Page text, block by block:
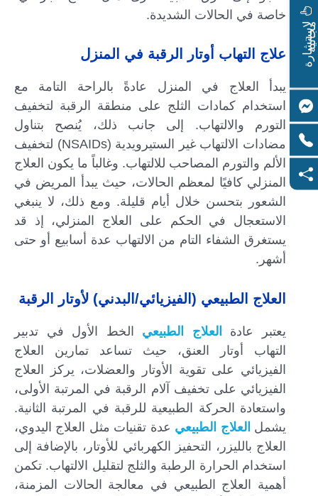
خاصة في الحالات الشديدة.
علاج التهاب أوتار الرقبة في المنزل
يبدأ العلاج في المنزل عادةً بالراحة التامة مع
استخدام كمادات الثلج على منطقة الرقبة لتخفيف
التورم والالتهاب. إلى جانب ذلك، يُنصح بتناول
مضادات الالتهاب غير الستيرويدية (NSAIDs) لتخفيف
الألم والتورم المصاحب للالتهاب. وغالباً ما يكون العلاج
المنزلي كافيًا لمعظم الحالات، حيث يبدأ المريض في
الشعور بتحسن خلال أيام قليلة. ومع ذلك، لا ينبغي
الاستعجال في الحكم على العلاج المنزلي، إذ قد
يستغرق الشفاء التام من الالتهاب عدة أسابيع أو حتى
أشهر.
العلاج الطبيعي (الفيزيائي/البدني) لأوتار الرقبة
يعتبر عادة العلاج الطبيعي الخط الأول في تدبير
التهاب أوتار العنق، حيث تساعد تمارين العلاج
الفيزيائي على تقوية الأوتار والعضلات، يركز العلاج
الفيزيائي على تخفيف آلام الرقبة في المرتبة الأولى،
واستعادة الحركة الطبيعية للرقبة في المرتبة الثانية.
يشمل العلاج الطبيعي عدة تقنيات مثل العلاج اليدوي،
العلاج بالليزر، التحفيز الكهربائي للأوتار، بالإضافة إلى
استخدام الحرارة الرطبة والثلج لتقليل الالتهاب. تكمن
أهمية العلاج الطبيعي في معالجة الحالات المزمنة،
ل
ا
س
ت
ش
ا
ر
ة
م
ج
ا
ن
ي
ة